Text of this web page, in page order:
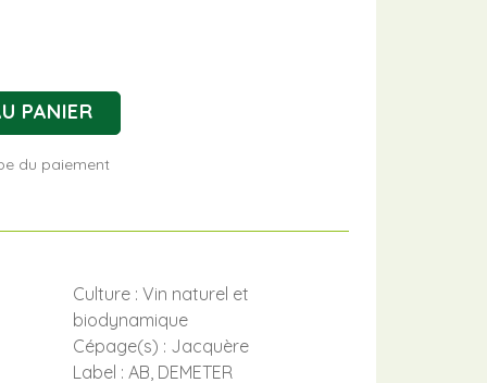
PANIER
du paiement
Culture : Vin naturel et
biodynamique
Cépage(s) : Jacquère
Label : AB, DEMETER